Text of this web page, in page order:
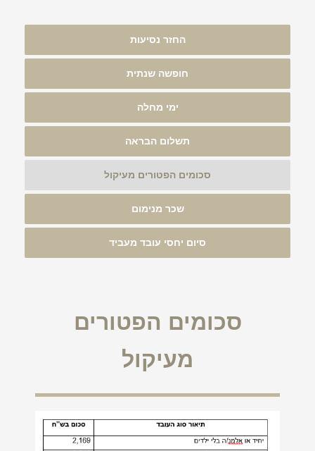
החזר נסיעות
חופשה שנתית
ימי מחלה
תשלום הבראה
סכומים הפטורים מעיקול
שכר מנימום
סיום יחסי עובד מעביד
סכומים הפטורים
מעיקול